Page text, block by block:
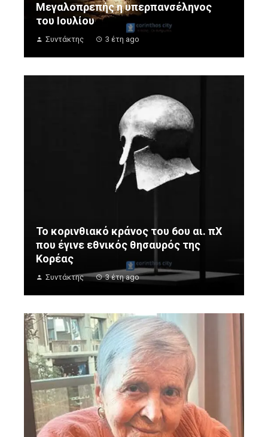
Μεγαλοπρεπής η υπερπανσέληνος
του Ιουλίου
Συντάκτης 3 έτη ago
Το κορινθιακό κράνος του 6ου αι. πΧ
που έγινε εθνικός θησαυρός της
Κορέας
Συντάκτης 3 έτη ago